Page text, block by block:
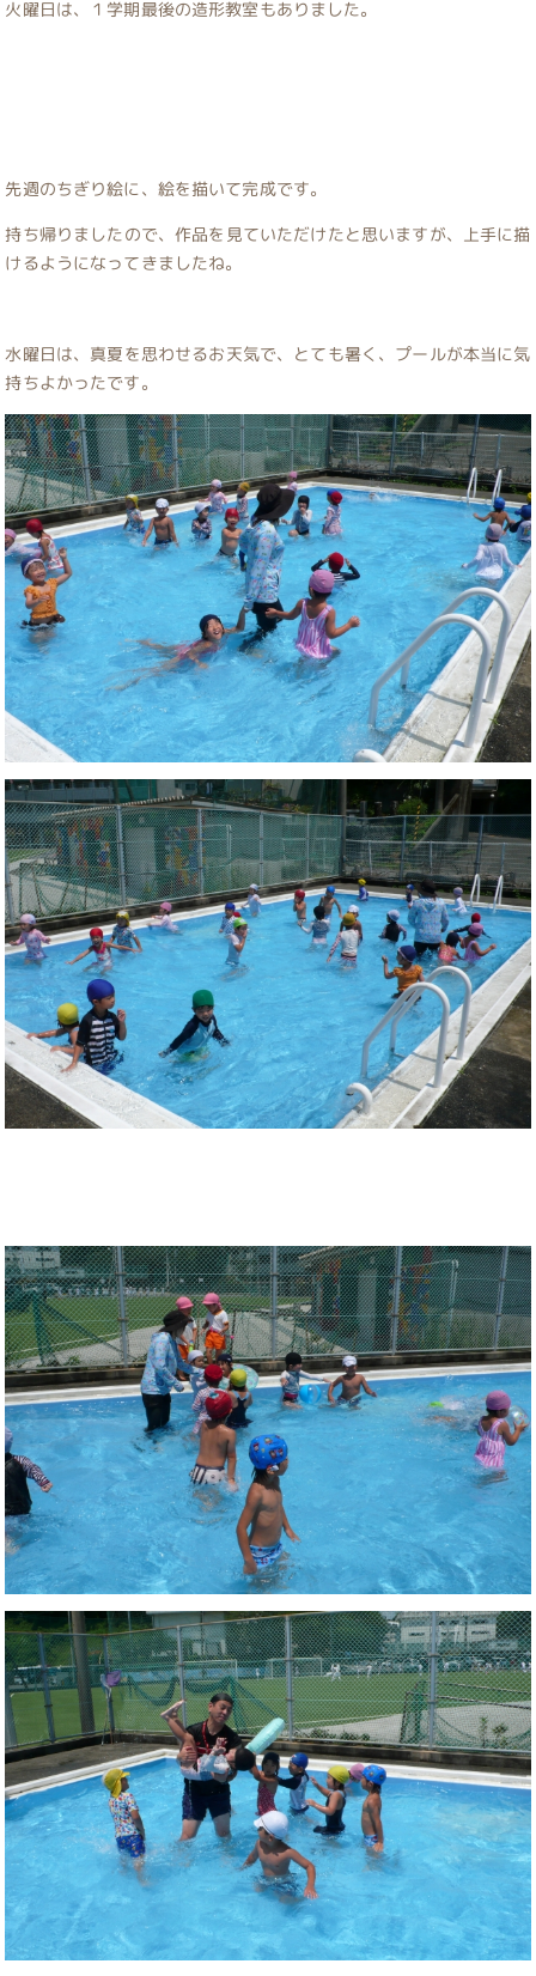
火曜日は、１学期最後の造形教室もありました。
先週のちぎり絵に、絵を描いて完成です。
持ち帰りましたので、作品を見ていただけたと思いますが、上手に描
けるようになってきましたね。
水曜日は、真夏を思わせるお天気で、とても暑く、プールが本当に気
持ちよかったです。